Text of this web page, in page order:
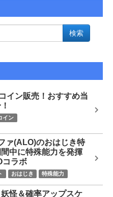
検索
イン販売！おすすめ当
イン
ァ(ALO)のおはじき特
中に特殊能力を発揮
コラボ
おはじき
特殊能力
怪＆確率アップスケ